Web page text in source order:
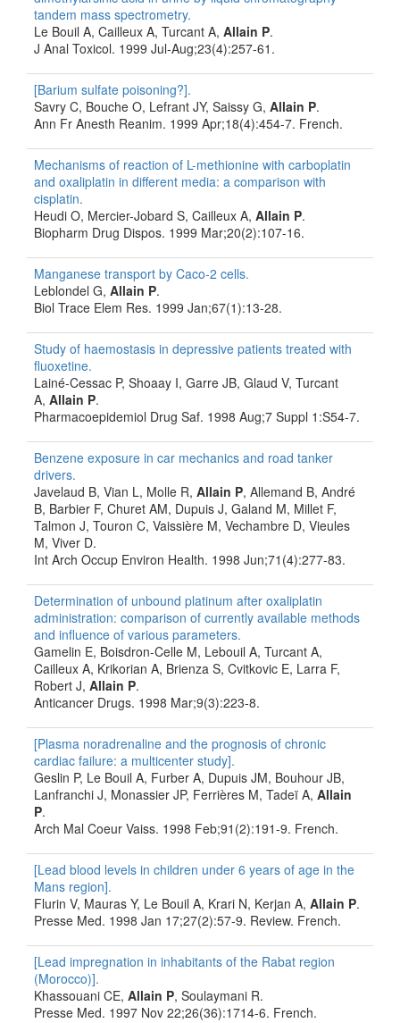
tandem mass spectrometry.
Le Bouil A, Cailleux A, Turcant A, Allain P.
J Anal Toxicol. 1999 Jul-Aug;23(4):257-61.
[Barium sulfate poisoning?].
Savry C, Bouche O, Lefrant JY, Saissy G, Allain P.
Ann Fr Anesth Reanim. 1999 Apr;18(4):454-7. French.
Mechanisms of reaction of L-methionine with carboplatin
and oxaliplatin in different media: a comparison with
cisplatin.
Heudi O, Mercier-Jobard S, Cailleux A, Allain P.
Biopharm Drug Dispos. 1999 Mar;20(2):107-16.
Manganese transport by Caco-2 cells.
Leblondel G, Allain P.
Biol Trace Elem Res. 1999 Jan;67(1):13-28.
Study of haemostasis in depressive patients treated with
fluoxetine.
Lainé-Cessac P, Shoaay I, Garre JB, Glaud V, Turcant
A, Allain P.
Pharmacoepidemiol Drug Saf. 1998 Aug;7 Suppl 1:S54-7.
Benzene exposure in car mechanics and road tanker
drivers.
Javelaud B, Vian L, Molle R, Allain P, Allemand B, André
B, Barbier F, Churet AM, Dupuis J, Galand M, Millet F,
Talmon J, Touron C, Vaissière M, Vechambre D, Vieules
M, Viver D.
Int Arch Occup Environ Health. 1998 Jun;71(4):277-83.
Determination of unbound platinum after oxaliplatin
administration: comparison of currently available methods
and influence of various parameters.
Gamelin E, Boisdron-Celle M, Lebouil A, Turcant A,
Cailleux A, Krikorian A, Brienza S, Cvitkovic E, Larra F,
Robert J, Allain P.
Anticancer Drugs. 1998 Mar;9(3):223-8.
[Plasma noradrenaline and the prognosis of chronic
cardiac failure: a multicenter study].
Geslin P, Le Bouil A, Furber A, Dupuis JM, Bouhour JB,
Lanfranchi J, Monassier JP, Ferrières M, Tadeï A, Allain
P.
Arch Mal Coeur Vaiss. 1998 Feb;91(2):191-9. French.
[Lead blood levels in children under 6 years of age in the
Mans region].
Flurin V, Mauras Y, Le Bouil A, Krari N, Kerjan A, Allain P.
Presse Med. 1998 Jan 17;27(2):57-9. Review. French.
[Lead impregnation in inhabitants of the Rabat region
(Morocco)].
Khassouani CE, Allain P, Soulaymani R.
Presse Med. 1997 Nov 22;26(36):1714-6. French.